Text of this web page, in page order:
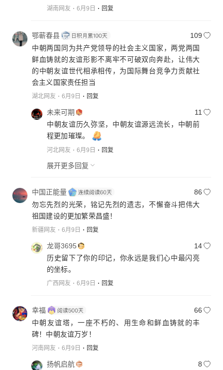
湖南网友 6月9日 回复
鄂蕲春县
109
中朝两国同为共产党领导的社会主义国家，两党两国
鲜血铸就的友谊形影不离牢不可破双向奔赴，让伟大
的中朝友谊世代相承相传，为国际舞台竞争力贡献社
会主义国家责任担当
湖北网友 6月9日 回复
未来可期
11
中朝友谊历久弥坚，中朝友谊源远流长，中朝前
程更加璀璨。
河北网友 6月9日 回复
展开更多回复
中国正能量
86
勿忘先烈的光荣，铭记先烈的遗志，不懈奋斗把伟大
祖国建设的更加繁荣昌盛！
新疆网友 6月9日 回复
龙哥3695
14
历史留下了你的印记，你永远是我们心中最闪亮
的坐标。
广西网友 6月9日 回复
幸福
66
中朝友谊塔，一座不朽的、用生命和鲜血铸就的丰
碑！中朝友谊万岁！
河南网友 6月9日 回复
扬帆启航 8